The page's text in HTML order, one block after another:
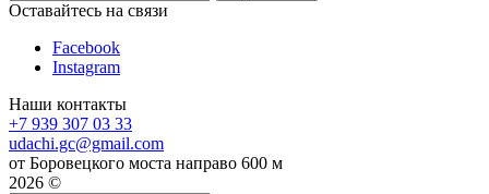
Оставайтесь на связи
Facebook
Instagram
Наши контакты
+7 939 307 03 33
udachi.gc@gmail.com
от Боровецкого моста направо 600 м
2026 ©